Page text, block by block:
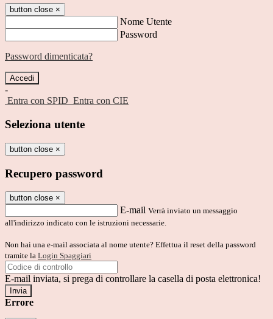
button close ×
Nome Utente
Password
Password dimenticata?
-
Entra con SPID Entra con CIE
Seleziona utente
button close ×
Recupero password
button close ×
E-mail Verrà inviato un messaggio
all'indirizzo indicato con le istruzioni necessarie.
Non hai una e-mail associata al nome utente? Effettua il reset della password
tramite la Login Spaggiari
E-mail inviata, si prega di controllare la casella di posta elettronica!
Errore